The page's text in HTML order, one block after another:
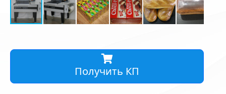
Получить КП